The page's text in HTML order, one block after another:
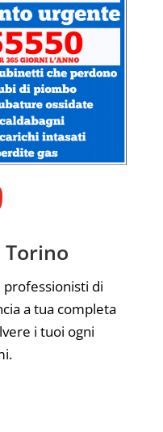
di
a tua completa
i tuoi ogni